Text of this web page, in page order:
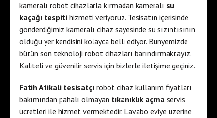
kameralı robot cihazlarla kırmadan kameralı su
kaçağı tespiti hizmeti veriyoruz. Tesisatın içerisinde
gönderdiğimiz kameralı cihaz sayesinde su sızıntısının
olduğu yer kendisini kolayca belli ediyor. Bünyemizde
bütün son teknoloji robot cihazları barındırmaktayız.
Kaliteli ve güvenilir servis için bizlerle iletişime geçiniz.
Fatih Atikali tesisatçı robot cihaz kullanım fiyatları
bakımından pahalı olmayan tıkanıklık açma servis
ücretleri ile hizmet vermektedir. Lavabo eviye üzerine